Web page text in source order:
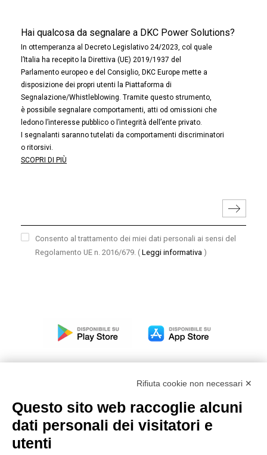
Hai qualcosa da segnalare a DKC Power Solutions?
In ottemperanza al Decreto Legislativo 24/2023, col quale
l’Italia ha recepito la Direttiva (UE) 2019/1937 del
Parlamento europeo e del Consiglio, DKC Europe mette a
disposizione dei propri utenti la Piattaforma di
Segnalazione/Whistleblowing. Tramite questo strumento,
è possibile segnalare comportamenti, atti od omissioni che
ledono l’interesse pubblico o l’integrità dell’ente privato.
I segnalanti saranno tutelati da comportamenti discriminatori
o ritorsivi.
SCOPRI DI PIÙ
Consento al trattamento dei miei dati personali ai sensi del
Regolamento UE n. 2016/679. ( Leggi informativa )
Modello organizzativo, gestione e controllo – D. lgs.
231/2001
Rifiuta cookie non necessari ✕
Questo sito web raccoglie alcuni
dati personali dei visitatori e
utenti